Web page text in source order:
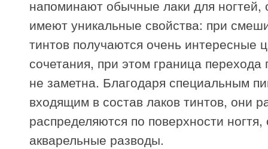
напоминают обычные лаки для ногтей,
имеют уникальные свойства: при
тинтов получаются очень интересные
сочетания, при этом граница перехода
не заметна. Благодаря специальным
входящим в состав лаков тинтов, они
распределяются по поверхности
акварельные разводы.